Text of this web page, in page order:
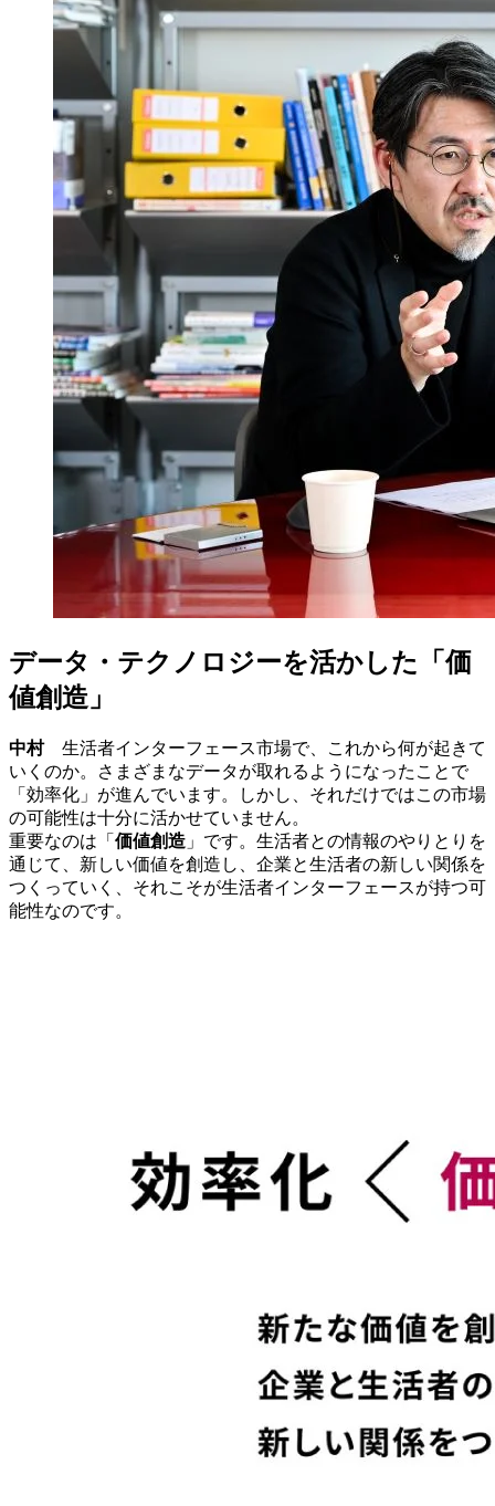
データ・テクノロジーを活かした「価
値創造」
中村生活者インターフェース市場で、これから何が起きて
いくのか。さまざまなデータが取れるようになったことで
「効率化」が進んでいます。しかし、それだけではこの市場
の可能性は十分に活かせていません。
重要なのは「 価値創造 」です。生活者との情報のやりとりを
通じて、新しい価値を創造し、企業と生活者の新しい関係を
つくっていく、それこそが生活者インターフェースが持つ可
能性なのです。